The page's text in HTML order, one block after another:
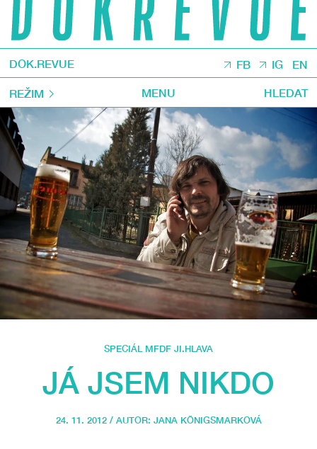
DOK.REVUE FB IG EN
REŽIM MENU HLEDAT
SPECIÁL MFDF JI.HLAVA
JÁ JSEM NIKDO
24. 11. 2012 / AUTOR: JANA KÖNIGSMARKOVÁ